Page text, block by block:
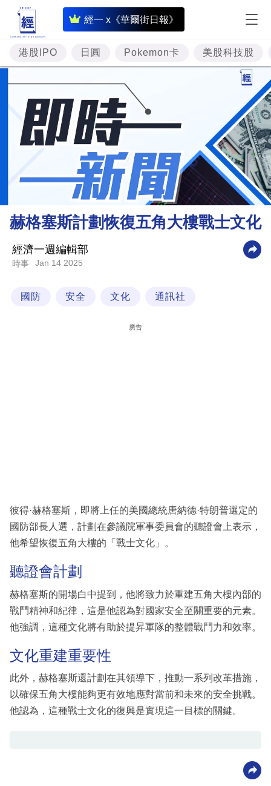
經一 x《華爾街日報》
即
時
財
經
專
題
投
資
樓
市
財
商
業
技
閱
專
區
港股IPO 日圓 Pokemon卡 美股科技股
赫格塞斯計劃恢復五角大樓戰士文化
經濟一週編輯部
時事 Jan 14 2025
國防 安全 文化 通訊社
廣告
彼得·赫格塞斯，即將上任的美國總統唐納德·特朗普選定的
國防部長人選，計劃在參議院軍事委員會的聽證會上表示，
他希望恢復五角大樓的「戰士文化」。
聽證會計劃
赫格塞斯的開場白中提到，他將致力於重建五角大樓內部的
戰鬥精神和紀律，這是他認為對國家安全至關重要的元素。
他強調，這種文化將有助於提昇軍隊的整體戰鬥力和效率。
文化重建重要性
此外，赫格塞斯還計劃在其領導下，推動一系列改革措施，
以確保五角大樓能夠更有效地應對當前和未來的安全挑戰。
他認為，這種戰士文化的復興是實現這一目標的關鍵。